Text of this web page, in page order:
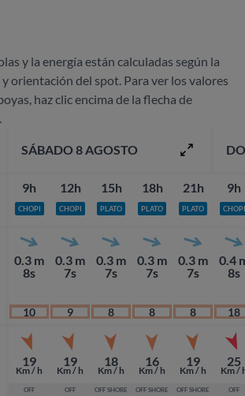
y la energía están calculadas según la
orientación del spot. Para ver los valores
haz clic encima de la flecha de
SÁBADO 8 AGOSTO
9h
CHOPI
0.3 m
8s
10
19
Km / h
OFF
12h
CHOPI
0.3 m
7s
9
19
Km / h
OFF
15h
PLATO
0.3 m
7s
8
18
Km / h
OFF SHORE
18h
PLATO
0.3 m
7s
8
16
Km / h
OFF SHORE
21h
PLATO
0.3 m
7s
8
19
Km / h
OFF SHORE
9h
CHOPI
0.4
8s
18
25
Km /
OFF